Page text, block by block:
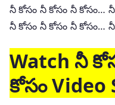
నీ కోసం నీ కోసం నీ కోసం…
నీ కోసం నీ కోసం నీ కోసం…
Watch నీ
కోసం Video